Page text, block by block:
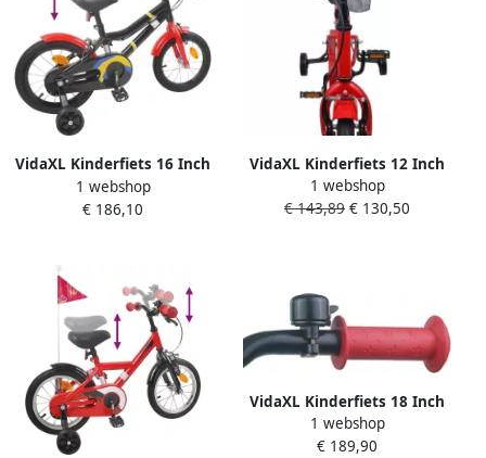
VidaXL Kinderfiets 16 Inch
voor 4-6 jaar oud Zwart
rood
1 webshop
€ 186,10
VidaXL Kinderfiets 12 Inch
voor 2-4 jaar oud Rood
1 webshop
€ 143,89 € 130,50
VidaXL Kinderfiets 18 Inch
voor 5-7 jaar oud Blauw
Zwart
1 webshop
€ 189,90